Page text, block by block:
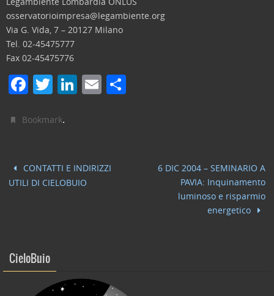
osservatorioimpresa@legambiente.org
Via G. Vida, 7 – 20127 Milano
Tel. 02-45475777
Fax 02-45475776
F
c
b
o
T
itt
Li
dI
n
E
Bookmark.
CONTATTI E INDIRIZZI
UTILI DI CIELOBUIO
6 DIC 2004 – SEMINARIO A
PAVIA: Inquinamento
luminoso e risparmio
energetico
CieloBuio